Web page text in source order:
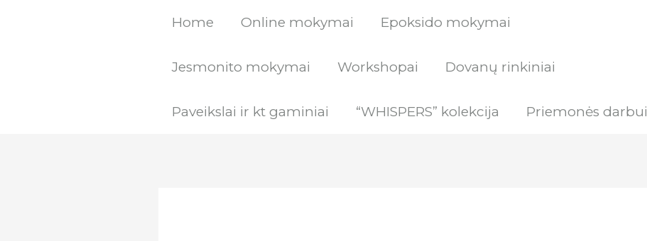
Home Online mokymai Epoksido mokymai
Jesmonito mokymai Workshopai Dovanų rinkiniai
Paveikslai ir kt gaminiai “WHISPERS” kolekcija Priemonės darbui